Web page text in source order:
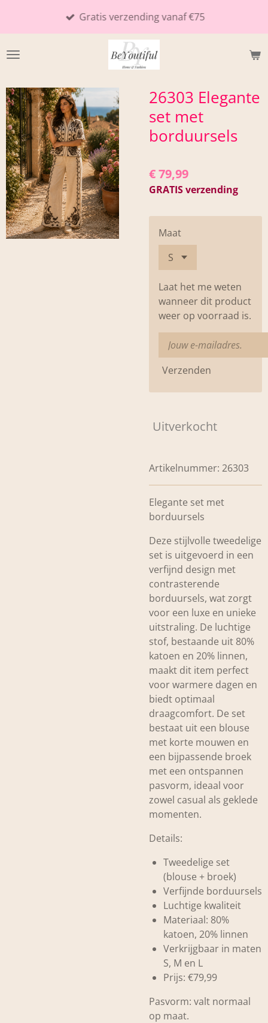
de
Gratis verzending vanaf €75
26303 Elegante
set met
borduursels
€ 79,99
GRATIS verzending
Maat
Laat het me weten
wanneer dit product
weer op voorraad is.
Verzenden
Uitverkocht
Artikelnummer: 26303
Elegante set met
borduursels
Deze stijlvolle tweedelige
set is uitgevoerd in een
verfijnd design met
contrasterende
borduursels, wat zorgt
voor een luxe en unieke
uitstraling. De luchtige
stof, bestaande uit 80%
katoen en 20% linnen,
maakt dit item perfect
voor warmere dagen en
biedt optimaal
draagcomfort. De set
bestaat uit een blouse
met korte mouwen en
een bijpassende broek
met een ontspannen
pasvorm, ideaal voor
zowel casual als geklede
momenten.
Details:
Tweedelige set
(blouse + broek)
Verfijnde borduursels
Luchtige kwaliteit
Materiaal: 80%
katoen, 20% linnen
Verkrijgbaar in maten
S, M en L
Prijs: €79,99
Pasvorm: valt normaal
op maat.